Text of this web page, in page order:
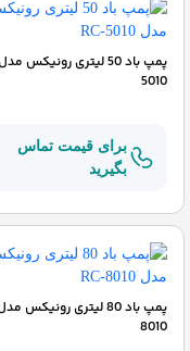
5010
برای قیمت تماس
بگیرید
8010